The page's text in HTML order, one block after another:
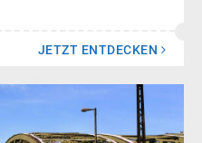
JETZT ENTDECKEN